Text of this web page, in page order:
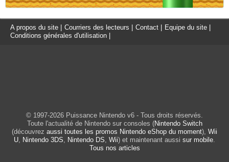
A propos du site Courriers des lecteurs Contact Equipe du site
Conditions générales d'utilisation
© 1997-2026 Puissance Nintendo v6 - Tous droits réservés.
Toute l'actualité de Nintendo sur consoles (Nintendo Switch
(découvrez aussi toutes les promos Nintendo eShop du moment), Wii
U, Nintendo 3DS, Nintendo DS, Wii) et maintenant aussi sur mobile.
Tous nos articles